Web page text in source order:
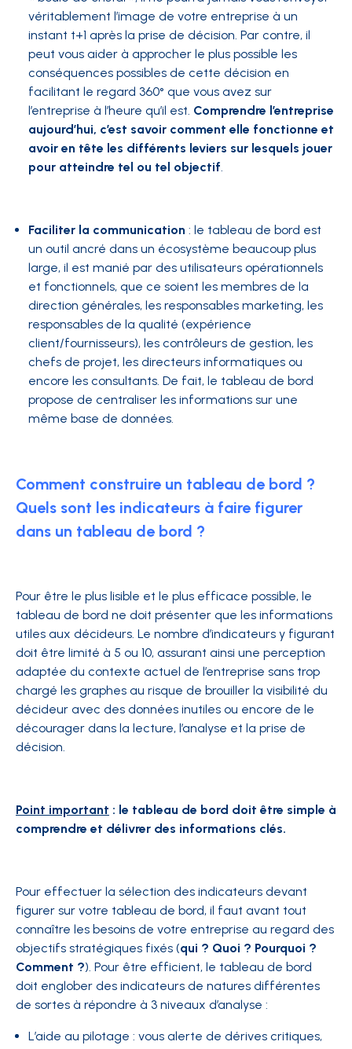
véritablement l’image de votre entreprise à un
instant t+1 après la prise de décision. Par contre, il
peut vous aider à approcher le plus possible les
conséquences possibles de cette décision en
facilitant le regard 360° que vous avez sur
l’entreprise à l’heure qu’il est. Comprendre l’entreprise
aujourd’hui, c’est savoir comment elle fonctionne et
avoir en tête les différents leviers sur lesquels jouer
pour atteindre tel ou tel objectif.
Faciliter la communication : le tableau de bord est
un outil ancré dans un écosystème beaucoup plus
large, il est manié par des utilisateurs opérationnels
et fonctionnels, que ce soient les membres de la
direction générales, les responsables marketing, les
responsables de la qualité (expérience
client/fournisseurs), les contrôleurs de gestion, les
chefs de projet, les directeurs informatiques ou
encore les consultants. De fait, le tableau de bord
propose de centraliser les informations sur une
même base de données.
Comment construire un tableau de bord ?
Quels sont les indicateurs à faire figurer
dans un tableau de bord ?
Pour être le plus lisible et le plus efficace possible, le
tableau de bord ne doit présenter que les informations
utiles aux décideurs. Le nombre d’indicateurs y figurant
doit être limité à 5 ou 10, assurant ainsi une perception
adaptée du contexte actuel de l’entreprise sans trop
chargé les graphes au risque de brouiller la visibilité du
décideur avec des données inutiles ou encore de le
décourager dans la lecture, l’analyse et la prise de
décision.
Point important : le tableau de bord doit être simple à
comprendre et délivrer des informations clés.
Pour effectuer la sélection des indicateurs devant
figurer sur votre tableau de bord, il faut avant tout
connaître les besoins de votre entreprise au regard des
objectifs stratégiques fixés (qui ? Quoi ? Pourquoi ?
Comment ?). Pour être efficient, le tableau de bord
doit englober des indicateurs de natures différentes
de sortes à répondre à 3 niveaux d’analyse :
L’aide au pilotage : vous alerte de dérives critiques,